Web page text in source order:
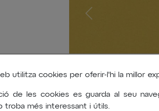
utilitza cookies per oferir-l'hi la millor
de les cookies es guarda al seu
troba més interessant i útils.